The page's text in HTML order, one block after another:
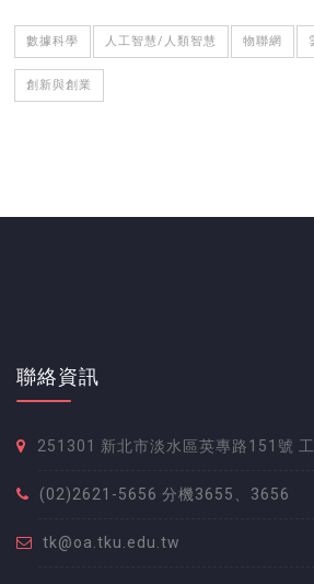
數據科學 人工智慧/人類智慧 物聯網
創新與創業
聯絡資訊
251301 新北市淡水區英專路151號
(02)2621-5656 分機3655、3656
tk@oa.tku.edu.tw